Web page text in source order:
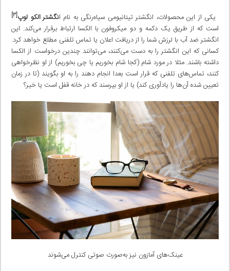
یکی از این محصولات، انگشتر تیتانیومی سیاه‌رنگی به نام انگشتر الکو لوپ[۳]
است که از طریق یک دکمه و دو میکروفون با الکسا ارتباط برقرار می‌کند. این
انگشتر ضد آب با لرزش شما را از دریافت اعلان یا تماس تلفنی مطلع خواهد کرد.
کسانی که این انگشتر را به دست می‌کنند، می‌توانند چندین درخواست از الکسا
داشته باشند. مثلا در مورد شام (کجا شام بخوریم یا چی بخوریم) از او نظرخواهی
کنند، تماس‌های تلفنی که قرار است بعدا انجام دهند را به او بگویند (تا در زمان
تعیین شده آن‌ها را یادآوری کند) یا از او بپرسند که در خانه قفل است یا خیر؟
عینک‌های آمازون نیز به‌صورت صوتی کنترل می‌شوند